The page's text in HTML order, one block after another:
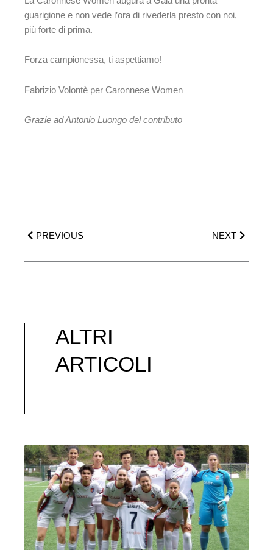
guarigione e non vede l’ora di rivederla presto con noi,
più forte di prima.
Forza campionessa, ti aspettiamo!
Fabrizio Volontè per Caronnese Women
Grazie ad Antonio Luongo del contributo
PREVIOUS NEXT
ALTRI
ARTICOLI